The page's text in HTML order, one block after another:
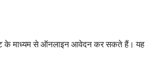
के माध्यम से ऑनलाइन आवेदन कर सकते हैं। यह